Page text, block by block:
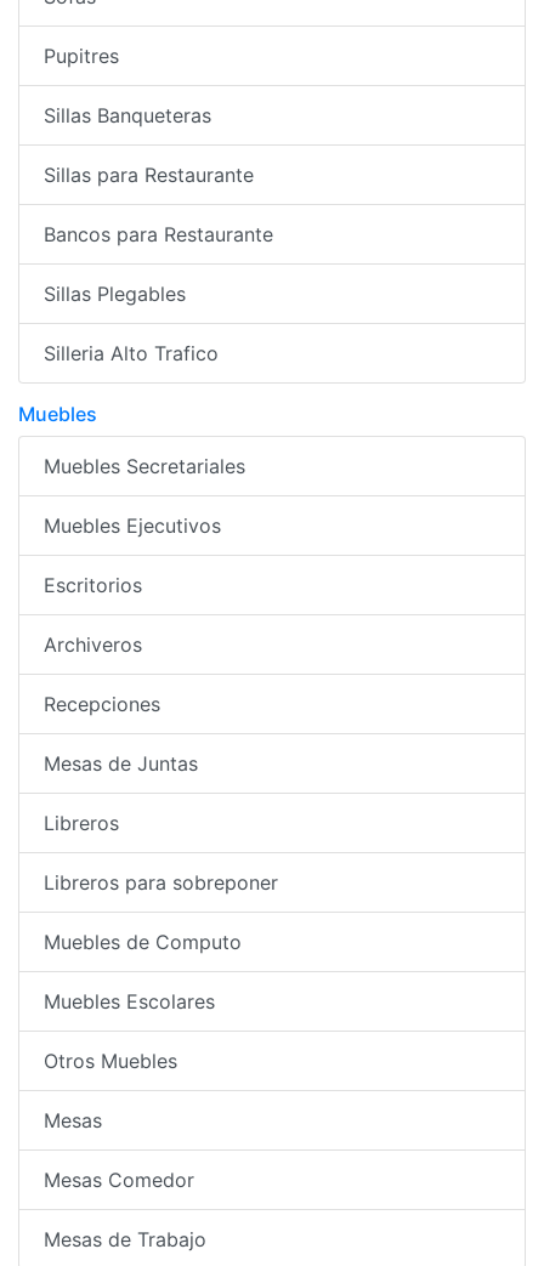
Pupitres
Sillas Banqueteras
Sillas para Restaurante
Bancos para Restaurante
Sillas Plegables
Silleria Alto Trafico
Muebles
Muebles Secretariales
Muebles Ejecutivos
Escritorios
Archiveros
Recepciones
Mesas de Juntas
Libreros
Libreros para sobreponer
Muebles de Computo
Muebles Escolares
Otros Muebles
Mesas
Mesas Comedor
Mesas de Trabajo